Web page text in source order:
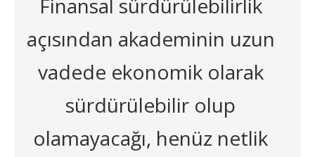
Finansal sürdürülebilirlik
açısından akademinin uzun
vadede ekonomik olarak
sürdürülebilir olup
olamayacağı, henüz netlik